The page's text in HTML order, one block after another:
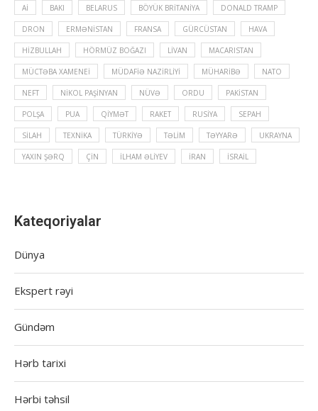
Aİ BAKI BELARUS BÖYÜK BRITANIYA DONALD TRAMP
DRON ERMƏNISTAN FRANSA GÜRCÜSTAN HAVA
HIZBULLAH HÖRMÜZ BOĞAZI LIVAN MACARISTAN
MÜCTƏBA XAMENEI MÜDAFIƏ NAZIRLIYI MÜHARIBƏ NATO
NEFT NIKOL PAŞINYAN NÜVƏ ORDU PAKISTAN
POLŞA PUA QIYMƏT RAKET RUSIYA SEPAH
SILAH TEXNIKA TÜRKIYƏ TƏLIM TƏYYARƏ UKRAYNA
YAXIN ŞƏRQ ÇIN İLHAM ƏLIYEV İRAN İSRAIL
Kateqoriyalar
Dünya
Ekspert rəyi
Gündəm
Hərb tarixi
Hərbi təhsil